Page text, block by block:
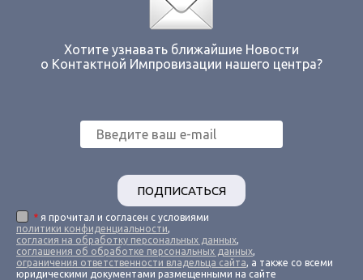
Хотите узнавать ближайшие Новости
о Контактной Импровизации нашего центра?
ПОДПИСАТЬСЯ
* я прочитал и согласен с условиями
политики конфиденциальности,
согласия на обработку персональных данных,
соглашения об обработке персональных данных,
ограничения ответственности владельца сайта, а также со всеми
юридическими документами размещенными на сайте